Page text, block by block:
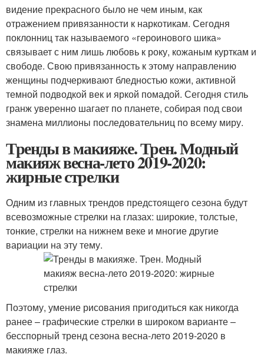
видение прекрасного было не чем иным, как
отражением привязанности к наркотикам. Сегодня
поклонниц так называемого «героинового шика»
связывает с ним лишь любовь к року, кожаным курткам и
свободе. Свою привязанность к этому направлению
женщины подчеркивают бледностью кожи, активной
темной подводкой век и яркой помадой. Сегодня стиль
гранж уверенно шагает по планете, собирая под свои
знамена миллионы последовательниц по всему миру.
Тренды в макияже. Трен. Модный
макияж весна-лето 2019-2020:
жирные стрелки
Одним из главных трендов предстоящего сезона будут
всевозможные стрелки на глазах: широкие, толстые,
тонкие, стрелки на нижнем веке и многие другие
вариации на эту тему.
Поэтому, умение рисования пригодиться как никогда
ранее – графические стрелки в широком варианте –
бесспорный тренд сезона весна-лето 2019-2020 в
макияже глаз.